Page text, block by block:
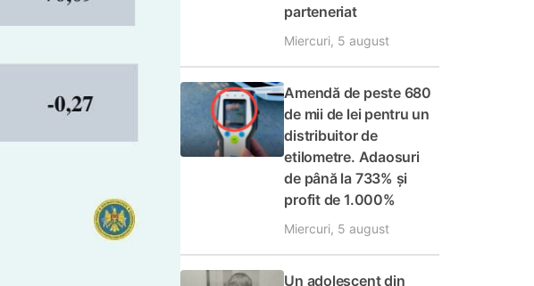
parteneriat
Miercuri, 5 august
Amendă de peste 680
de mii de lei pentru un
distribuitor de
etilometre. Adaosuri
de până la 733% și
profit de 1.000%
Miercuri, 5 august
Un adolescent din